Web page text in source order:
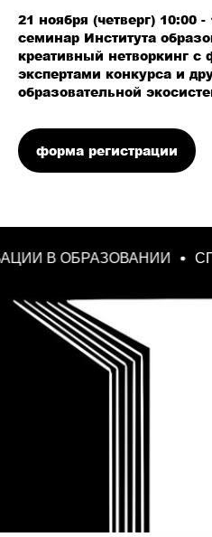
21 ноября (четверг) 10:00
семинар Института
креативный нетворкинг с
экспертами конкурса и
образовательной
форма регистрации
ОБРАЗОВАНИИ